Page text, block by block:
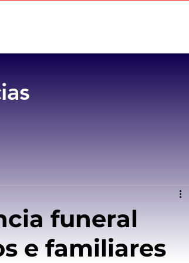
funeral
e familiares